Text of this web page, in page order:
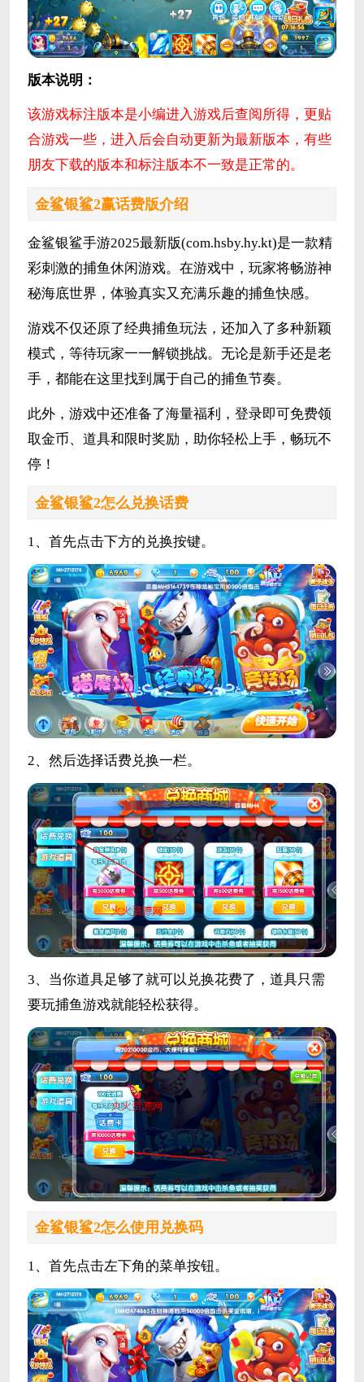
版本说明：
该游戏标注版本是小编进入游戏后查阅所得，更贴
合游戏一些，进入后会自动更新为最新版本，有些
朋友下载的版本和标注版本不一致是正常的。
金鲨银鲨2赢话费版介绍
金鲨银鲨手游2025最新版(com.hsby.hy.kt)是一款精
彩刺激的捕鱼休闲游戏。在游戏中，玩家将畅游神
秘海底世界，体验真实又充满乐趣的捕鱼快感。
游戏不仅还原了经典捕鱼玩法，还加入了多种新颖
模式，等待玩家一一解锁挑战。无论是新手还是老
手，都能在这里找到属于自己的捕鱼节奏。
此外，游戏中还准备了海量福利，登录即可免费领
取金币、道具和限时奖励，助你轻松上手，畅玩不
停！
金鲨银鲨2怎么兑换话费
1、首先点击下方的兑换按键。
2、然后选择话费兑换一栏。
3、当你道具足够了就可以兑换花费了，道具只需
要玩捕鱼游戏就能轻松获得。
金鲨银鲨2怎么使用兑换码
1、首先点击左下角的菜单按钮。